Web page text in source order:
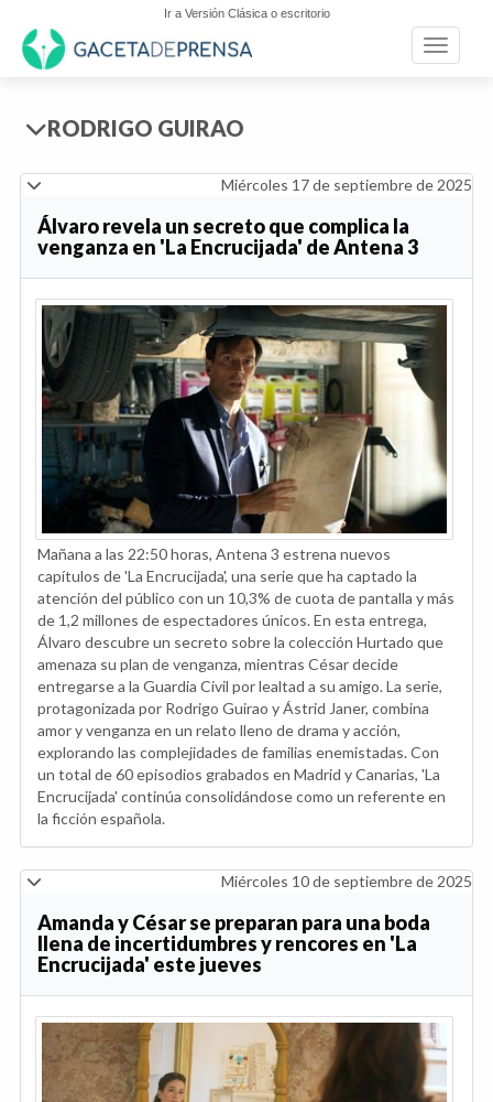
Ir a Versión Clásica o escritorio
Toggle
RODRIGO GUIRAO
Miércoles 17 de septiembre de 2025
Álvaro revela un secreto que complica la
venganza en 'La Encrucijada' de Antena 3
Mañana a las 22:50 horas, Antena 3 estrena nuevos
capítulos de 'La Encrucijada', una serie que ha captado la
atención del público con un 10,3% de cuota de pantalla y más
de 1,2 millones de espectadores únicos. En esta entrega,
Álvaro descubre un secreto sobre la colección Hurtado que
amenaza su plan de venganza, mientras César decide
entregarse a la Guardia Civil por lealtad a su amigo. La serie,
protagonizada por Rodrigo Guirao y Ástrid Janer, combina
amor y venganza en un relato lleno de drama y acción,
explorando las complejidades de familias enemistadas. Con
un total de 60 episodios grabados en Madrid y Canarias, 'La
Encrucijada' continúa consolidándose como un referente en
la ficción española.
Miércoles 10 de septiembre de 2025
Amanda y César se preparan para una boda
llena de incertidumbres y rencores en 'La
Encrucijada' este jueves